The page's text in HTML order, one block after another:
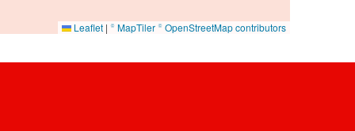
Leaflet | © MapTiler© OpenStreetMap contributors